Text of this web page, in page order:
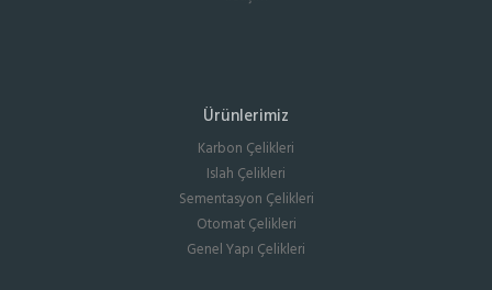
Ürünlerimiz
Karbon Çelikleri
Islah Çelikleri
Sementasyon Çelikleri
Otomat Çelikleri
Genel Yapı Çelikleri